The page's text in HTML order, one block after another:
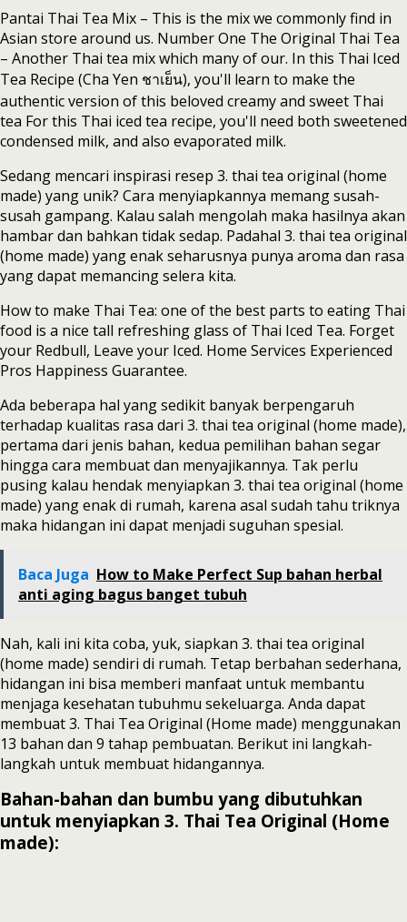
Pantai Thai Tea Mix – This is the mix we commonly find in
Asian store around us. Number One The Original Thai Tea
– Another Thai tea mix which many of our. In this Thai Iced
Tea Recipe (Cha Yen ชาเย็น), you'll learn to make the
authentic version of this beloved creamy and sweet Thai
tea For this Thai iced tea recipe, you'll need both sweetened
condensed milk, and also evaporated milk.
Sedang mencari inspirasi resep 3. thai tea original (home
made) yang unik? Cara menyiapkannya memang susah-
susah gampang. Kalau salah mengolah maka hasilnya akan
hambar dan bahkan tidak sedap. Padahal 3. thai tea original
(home made) yang enak seharusnya punya aroma dan rasa
yang dapat memancing selera kita.
How to make Thai Tea: one of the best parts to eating Thai
food is a nice tall refreshing glass of Thai Iced Tea. Forget
your Redbull, Leave your Iced. Home Services Experienced
Pros Happiness Guarantee.
Ada beberapa hal yang sedikit banyak berpengaruh
terhadap kualitas rasa dari 3. thai tea original (home made),
pertama dari jenis bahan, kedua pemilihan bahan segar
hingga cara membuat dan menyajikannya. Tak perlu
pusing kalau hendak menyiapkan 3. thai tea original (home
made) yang enak di rumah, karena asal sudah tahu triknya
maka hidangan ini dapat menjadi suguhan spesial.
Baca Juga How to Make Perfect Sup bahan herbal
anti aging bagus banget tubuh
Nah, kali ini kita coba, yuk, siapkan 3. thai tea original
(home made) sendiri di rumah. Tetap berbahan sederhana,
hidangan ini bisa memberi manfaat untuk membantu
menjaga kesehatan tubuhmu sekeluarga. Anda dapat
membuat 3. Thai Tea Original (Home made) menggunakan
13 bahan dan 9 tahap pembuatan. Berikut ini langkah-
langkah untuk membuat hidangannya.
Bahan-bahan dan bumbu yang dibutuhkan
untuk menyiapkan 3. Thai Tea Original (Home
made):